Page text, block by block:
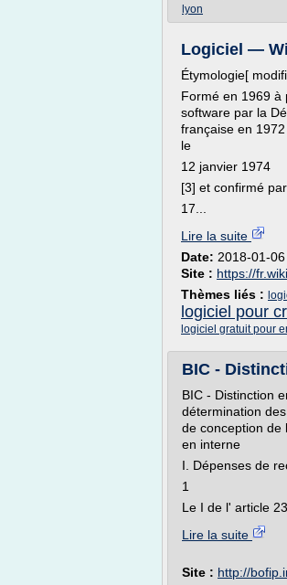
lyon
Logiciel —
Étymologie[
Formé en 1969 à
software par la
française en
le
12 janvier 1974
[3] et confirmé
17...
Lire la suite
Date: 2018-01-
Site : https://
Thèmes liés :
logiciel pour
logiciel gratuit pour
BIC -
BIC - Distinction
détermination
de conception de
en interne
I. Dépenses de
1
Le I de l' article
Lire la suite
Site : http://